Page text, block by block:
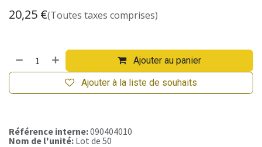
20,25 €(Toutes taxes comprises)
Ajouter au panier
Ajouter à la liste de souhaits
Référence interne:090404010
Nom de l'unité: Lot de 50